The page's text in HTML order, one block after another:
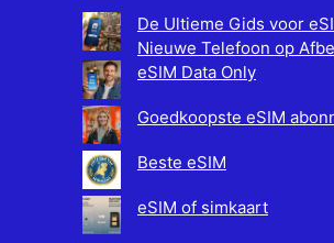
De Ultieme Gids voor
Nieuwe Telefoon op
eSIM Data Only
Goedkoopste eSIM
Beste eSIM
eSIM of simkaart